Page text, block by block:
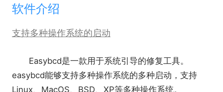
软件介绍
支持多种操作系统的启动
Easybcd是一款用于系统引导的修复工具。
easybcd能够支持多种操作系统的多种启动，支持
Linux、MacOS、BSD、XP等多种操作系统。